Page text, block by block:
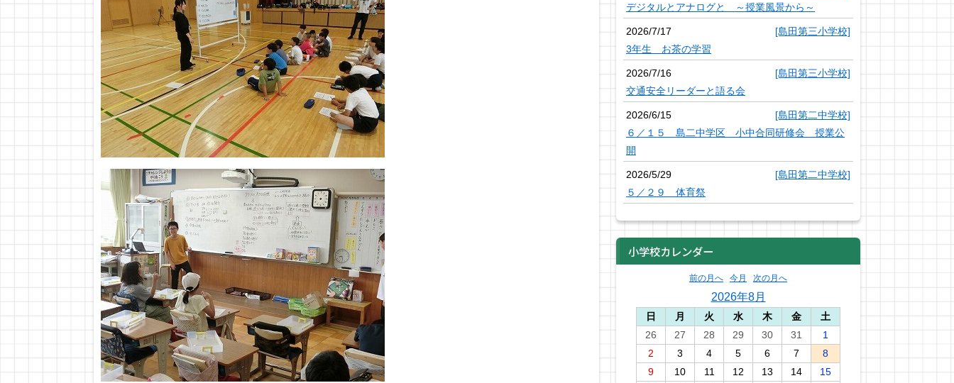
デジタルとアナログと ～授業風景から～
2026/7/17
[島田第三小学校]
3年生 お茶の学習
2026/7/16
[島田第三小学校]
交通安全リーダーと語る会
2026/6/15
[島田第二中学校]
６／１５ 島二中学区 小中合同研修会 授業公
開
2026/5/29
[島田第二中学校]
５／２９ 体育祭
小学校カレンダー
前の月へ 今月 次の月へ
2026年8月
日 月 火 水 木 金
土
26
27 28 29 30 31
1
2
3 4 5 6 7
8
9
10 11 12 13 14
15